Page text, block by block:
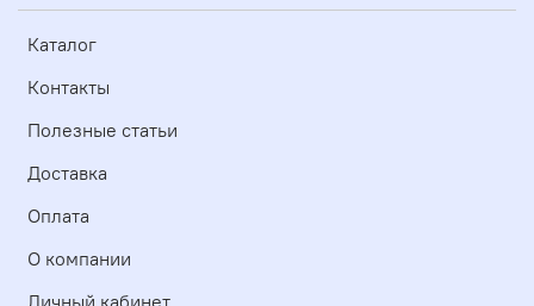
Каталог
Контакты
Полезные статьи
Доставка
Оплата
О компании
Личный кабинет